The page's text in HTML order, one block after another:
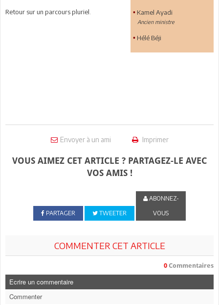
•Kamel Ayadi
Ancien ministre
•Hélé Béji
Retour sur un parcours pluriel.
Envoyer à un ami Imprimer
VOUS AIMEZ CET ARTICLE ? PARTAGEZ-LE AVEC
VOS AMIS !
PARTAGER TWEETER
ABONNEZ-
VOUS
COMMENTER CET ARTICLE
0 Commentaires
Ecrire un commentaire
Commenter